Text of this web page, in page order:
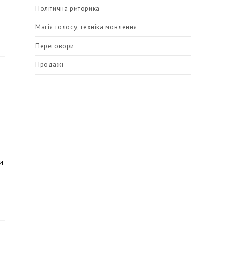
Політична риторика
Магія голосу, техніка мовлення
Переговори
Продажі